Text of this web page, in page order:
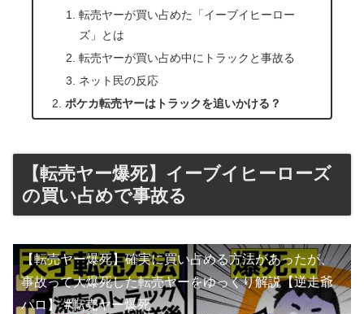
転売ヤーが買い占めた「イーブイヒーロー
ズ」とは
転売ヤーが買い占め中にトラックと事故る
ネット民の反応
ポケカ転売ヤーはトラックを追いかける？
【転売ヤー爆死】イーブイヒーローズ
の買い占めで事故る
【転売ヤー爆死】確実に買い占める方法があったが、
事故って大爆死した転売ヤーをゆっくり解説【逆走爺
パロ】 #転売ヤー爆死